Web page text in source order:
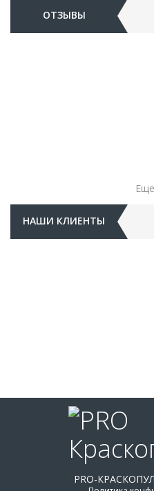
ОТЗЫВЫ
НАШИ КЛИЕНТЫ
PRO-